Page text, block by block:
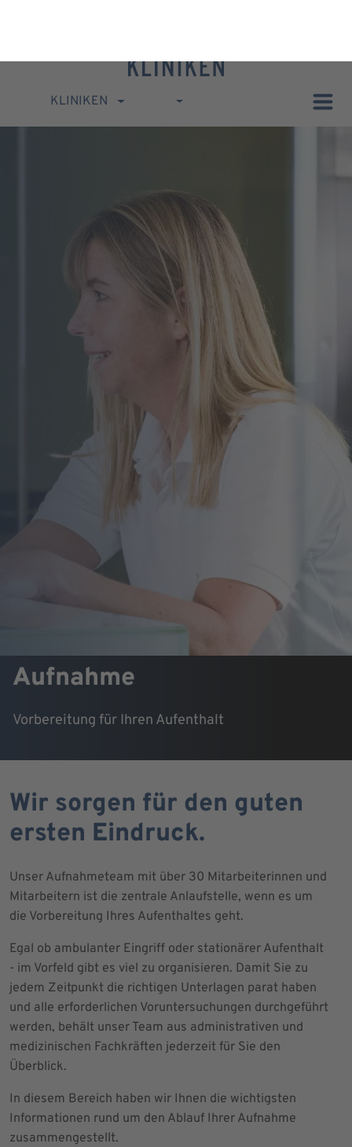
KLINIKEN
Aufnahme
Vorbereitung für Ihren Aufenthalt
Wir sorgen für den guten
ersten Eindruck.
Unser Aufnahmeteam mit über 30 Mitarbeiterinnen und
Mitarbeitern ist die zentrale Anlaufstelle, wenn es um
die Vorbereitung Ihres Aufenthaltes geht.
Egal ob ambulanter Eingriff oder stationärer Aufenthalt
- im Vorfeld gibt es viel zu organisieren. Damit Sie zu
jedem Zeitpunkt die richtigen Unterlagen parat haben
und alle erforderlichen Voruntersuchungen durchgeführt
werden, behält unser Team aus administrativen und
medizinischen Fachkräften jederzeit für Sie den
Überblick.
In diesem Bereich haben wir Ihnen die wichtigsten
Informationen rund um den Ablauf Ihrer Aufnahme
zusammengestellt.